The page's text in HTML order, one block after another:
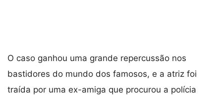
O caso ganhou uma grande repercussão nos
bastidores do mundo dos famosos, e a atriz foi
traída por uma ex-amiga que procurou a polícia